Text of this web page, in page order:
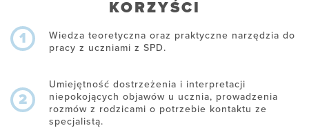
KORZYŚCI
1
Wiedza teoretyczna oraz praktyczne narzędzia do
pracy z uczniami z SPD.
2
Umiejętność dostrzeżenia i interpretacji
niepokojących objawów u ucznia, prowadzenia
rozmów z rodzicami o potrzebie kontaktu ze
specjalistą.